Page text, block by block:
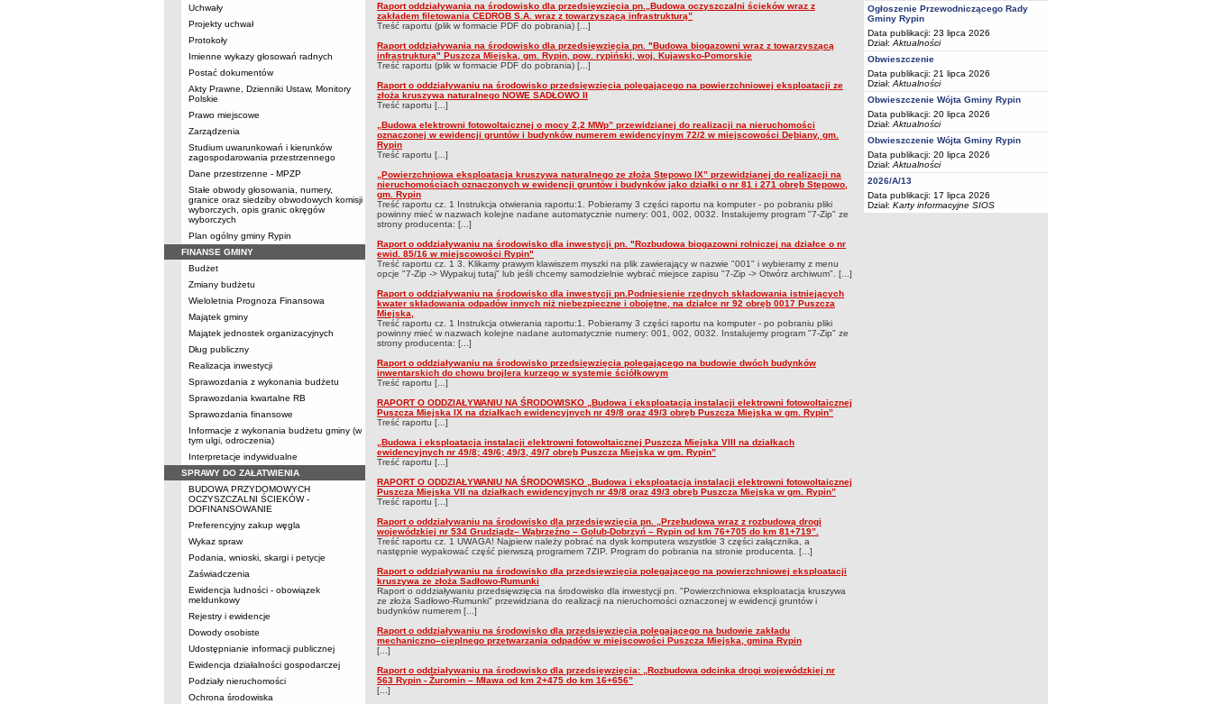
Uchwały
Projekty uchwał
Protokoły
Imienne wykazy głosowań radnych
Postać dokumentów
Akty Prawne, Dzienniki Ustaw, Monitory
Polskie
Prawo miejscowe
Zarządzenia
Studium uwarunkowań i kierunków
zagospodarowania przestrzennego
Dane przestrzenne - MPZP
Stałe obwody głosowania, numery,
granice oraz siedziby obwodowych komisji
wyborczych, opis granic okręgów
wyborczych
Plan ogólny gminy Rypin
FINANSE GMINY
Budżet
Zmiany budżetu
Wieloletnia Prognoza Finansowa
Majątek gminy
Majątek jednostek organizacyjnych
Dług publiczny
Realizacja inwestycji
Sprawozdania z wykonania budżetu
Sprawozdania kwartalne RB
Sprawozdania finansowe
Informacje z wykonania budżetu gminy (w
tym ulgi, odroczenia)
Interpretacje indywidualne
SPRAWY DO ZAŁATWIENIA
BUDOWA PRZYDOMOWYCH
OCZYSZCZALNI ŚCIEKÓW -
DOFINANSOWANIE
Preferencyjny zakup węgla
Wykaz spraw
Podania, wnioski, skargi i petycje
Zaświadczenia
Ewidencja ludności - obowiązek
meldunkowy
Rejestry i ewidencje
Dowody osobiste
Udostępnianie informacji publicznej
Ewidencja działalności gospodarczej
Podziały nieruchomości
Ochrona środowiska
Raport oddziaływania na środowisko dla przedsięwzięcia pn.„Budowa oczyszczalni ścieków wraz z
zakładem filetowania CEDROB S.A. wraz z towarzyszącą infrastrukturą”
Treść raportu (plik w formacie PDF do pobrania) [...]
Raport oddziaływania na środowisko dla przedsięwzięcia pn. "Budowa biogazowni wraz z towarzyszącą
infrastrukturą" Puszcza Miejska, gm. Rypin, pow. rypiński, woj. Kujawsko-Pomorskie
Treść raportu (plik w formacie PDF do pobrania) [...]
Raport o oddziaływaniu na środowisko przedsięwzięcia polegającego na powierzchniowej eksploatacji ze
złoża kruszywa naturalnego NOWE SADŁOWO II
Treść raportu [...]
„Budowa elektrowni fotowoltaicznej o mocy 2,2 MWp” przewidzianej do realizacji na nieruchomości
oznaczonej w ewidencji gruntów i budynków numerem ewidencyjnym 72/2 w miejscowości Dębiany, gm.
Rypin
Treść raportu [...]
„Powierzchniowa eksploatacja kruszywa naturalnego ze złoża Stępowo IX” przewidzianej do realizacji na
nieruchomościach oznaczonych w ewidencji gruntów i budynków jako działki o nr 81 i 271 obręb Stępowo,
gm. Rypin
Treść raportu cz. 1 Instrukcja otwierania raportu:1. Pobieramy 3 części raportu na komputer - po pobraniu pliki
powinny mieć w nazwach kolejne nadane automatycznie numery: 001, 002, 0032. Instalujemy program "7-Zip" ze
strony producenta: [...]
Raport o oddziaływaniu na środowisko dla inwestycji pn. "Rozbudowa biogazowni rolniczej na działce o nr
ewid. 85/16 w miejscowości Rypin"
Treść raportu cz. 1 3. Klikamy prawym klawiszem myszki na plik zawierający w nazwie "001" i wybieramy z menu
opcje "7-Zip -> Wypakuj tutaj" lub jeśli chcemy samodzielnie wybrać miejsce zapisu "7-Zip -> Otwórz archiwum". [...]
Raport o oddziaływaniu na środowisko dla inwestycji pn.Podniesienie rzędnych składowania istniejących
kwater składowania odpadów innych niż niebezpieczne i obojętne, na działce nr 92 obręb 0017 Puszcza
Miejska,
Treść raportu cz. 1 Instrukcja otwierania raportu:1. Pobieramy 3 części raportu na komputer - po pobraniu pliki
powinny mieć w nazwach kolejne nadane automatycznie numery: 001, 002, 0032. Instalujemy program "7-Zip" ze
strony producenta: [...]
Raport o oddziaływaniu na środowisko przedsięwzięcia polegającego na budowie dwóch budynków
inwentarskich do chowu brojlera kurzego w systemie ściółkowym
Treść raportu [...]
RAPORT O ODDZIAŁYWANIU NA ŚRODOWISKO „Budowa i eksploatacja instalacji elektrowni fotowoltaicznej
Puszcza Miejska IX na działkach ewidencyjnych nr 49/8 oraz 49/3 obręb Puszcza Miejska w gm. Rypin”
Treść raportu [...]
„Budowa i eksploatacja instalacji elektrowni fotowoltaicznej Puszcza Miejska VIII na działkach
ewidencyjnych nr 49/8; 49/6; 49/3, 49/7 obręb Puszcza Miejska w gm. Rypin”
Treść raportu [...]
RAPORT O ODDZIAŁYWANIU NA ŚRODOWISKO „Budowa i eksploatacja instalacji elektrowni fotowoltaicznej
Puszcza Miejska VII na działkach ewidencyjnych nr 49/8 oraz 49/3 obręb Puszcza Miejska w gm. Rypin”
Treść raportu [...]
Raport o oddziaływaniu na środowisko dla przedsięwzięcia pn. „Przebudowa wraz z rozbudową drogi
wojewódzkiej nr 534 Grudziądz– Wąbrzeźno – Golub-Dobrzyń – Rypin od km 76+705 do km 81+719”.
Treść raportu cz. 1 UWAGA! Najpierw należy pobrać na dysk komputera wszystkie 3 części załącznika, a
następnie wypakować część pierwszą programem 7ZIP. Program do pobrania na stronie producenta. [...]
Raport o oddziaływaniu na środowisko dla przedsięwzięcia polegającego na powierzchniowej eksploatacji
kruszywa ze złoża Sadłowo-Rumunki
Raport o oddziaływaniu przedsięwzięcia na środowisko dla inwestycji pn. "Powierzchniowa eksploatacja kruszywa
ze złoża Sadłowo-Rumunki" przewidziana do realizacji na nieruchomości oznaczonej w ewidencji gruntów i
budynków numerem [...]
Raport o oddziaływaniu na środowisko dla przedsięwzięcia polegającego na budowie zakładu
mechaniczno–cieplnego przetwarzania odpadów w miejscowości Puszcza Miejska, gmina Rypin
[...]
Raport o oddziaływaniu na środowisko dla przedsięwzięcia: „Rozbudowa odcinka drogi wojewódzkiej nr
563 Rypin - Żuromin – Mława od km 2+475 do km 16+656”
[...]
Ogłoszenie Przewodniczącego Rady
Gminy Rypin
Data publikacji: 23 lipca 2026
Dział: Aktualności
Obwieszczenie
Data publikacji: 21 lipca 2026
Dział: Aktualności
Obwieszczenie Wójta Gminy Rypin
Data publikacji: 20 lipca 2026
Dział: Aktualności
Obwieszczenie Wójta Gminy Rypin
Data publikacji: 20 lipca 2026
Dział: Aktualności
2026/A/13
Data publikacji: 17 lipca 2026
Dział: Karty informacyjne SIOS